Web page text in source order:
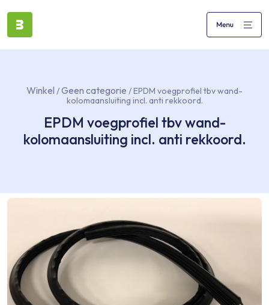
Winkel /Geen categorie / EPDM voegprofiel tbv wand-
kolomaansluiting incl. anti rekkoord.
EPDM voegprofiel tbv wand-
kolomaansluiting incl. anti rekkoord.